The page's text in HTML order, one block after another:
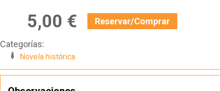
5,00 € Reservar/Comprar
Categorías:
Novela histórica